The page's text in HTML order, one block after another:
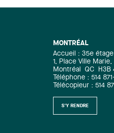
MONTRÉAL
Accueil : 35e étage
1, Place Ville
Montréal
QC
H3B
Téléphone : 514
Télécopieur : 514
S'Y RENDRE